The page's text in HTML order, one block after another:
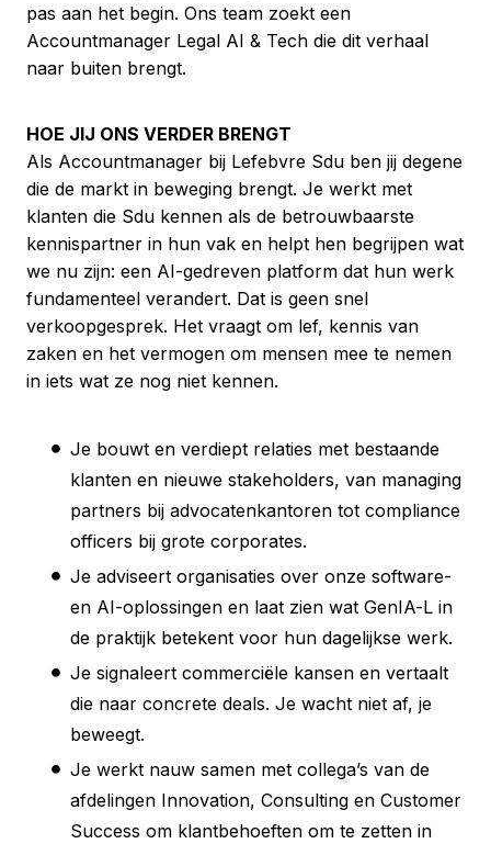
pas aan het begin. Ons team zoekt een
Accountmanager Legal AI & Tech die dit verhaal
naar buiten brengt.
HOE JIJ ONS VERDER BRENGT
Als Accountmanager bij Lefebvre Sdu ben jij degene
die de markt in beweging brengt. Je werkt met
klanten die Sdu kennen als de betrouwbaarste
kennispartner in hun vak en helpt hen begrijpen wat
we nu zijn: een AI-gedreven platform dat hun werk
fundamenteel verandert. Dat is geen snel
verkoopgesprek. Het vraagt om lef, kennis van
zaken en het vermogen om mensen mee te nemen
in iets wat ze nog niet kennen.
Je bouwt en verdiept relaties met bestaande
klanten en nieuwe stakeholders, van managing
partners bij advocatenkantoren tot compliance
officers bij grote corporates.
Je adviseert organisaties over onze software-
en AI-oplossingen en laat zien wat GenIA-L in
de praktijk betekent voor hun dagelijkse werk.
Je signaleert commerciële kansen en vertaalt
die naar concrete deals. Je wacht niet af, je
beweegt.
Je werkt nauw samen met collega’s van de
afdelingen Innovation, Consulting en Customer
Success om klantbehoeften om te zetten in